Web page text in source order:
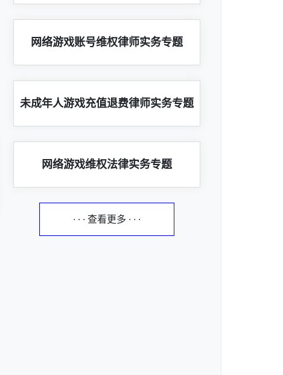
网络游戏账号维权律师实务专题
未成年人游戏充值退费律师实务专题
网络游戏维权法律实务专题
· · · 查看更多 · · ·